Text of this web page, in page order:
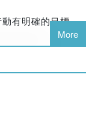
有明確的目標
★
代權威著作，集
的關鍵人物。本
More